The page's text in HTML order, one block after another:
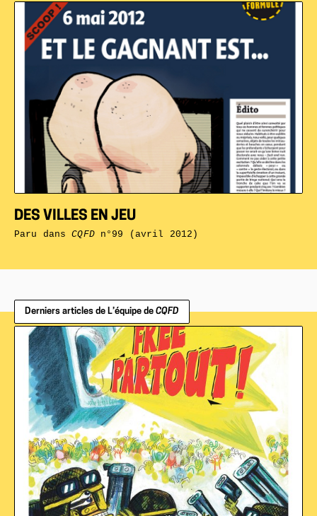
DES VILLES EN JEU
Paru dansCQFDn°99 (avril 2012)
Derniers articles de L’équipe de CQFD